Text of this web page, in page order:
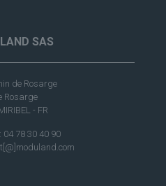
SAS
de Rosarge
Rosarge
- FR
04 78 30 40 90